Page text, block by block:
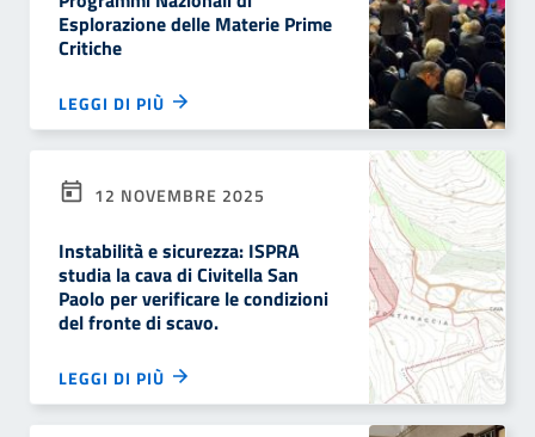
Esplorazione delle Materie Prime
Critiche
LEGGI DI PIÙ
12 NOVEMBRE 2025
Instabilità e sicurezza: ISPRA
studia la cava di Civitella San
Paolo per verificare le condizioni
del fronte di scavo.
LEGGI DI PIÙ